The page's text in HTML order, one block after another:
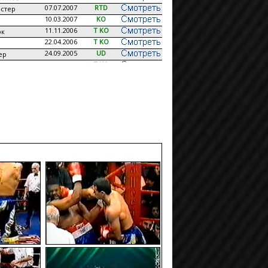
07.07.2007
RTD
10.03.2007
KO
11.11.2006
T KO
22.04.2006
T KO
24.09.2005
UD
T KO
29.06.2002
T KO
04.08.2001
T KO
24.03.2001
T KO
14.10.2000
UD
15.07.2000
T KO
29.04.2000
T KO
18.03.2000
KO
04.12.1999
KO
12.11.1999
KO
25.09.1999
T KO